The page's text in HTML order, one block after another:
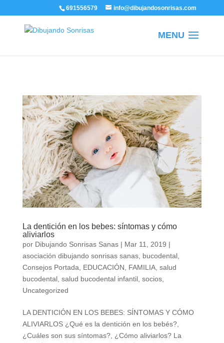
691556579 info@dibujandosonrisas.com
La dentición en los bebes: síntomas y cómo
aliviarlos
por Dibujando Sonrisas Sanas| Mar 11, 2019 |
asociación dibujando sonrisas sanas, bucodental,
Consejos Portada
EDUCACIÓN FAMILIA, salud
bucodental, salud bucodental infantil, socios,
Uncategorized
LA DENTICIÓN EN LOS BEBES: SÍNTOMAS Y CÓMO
ALIVIARLOS ¿Qué es la dentición en los bebés?,
¿Cuáles son sus síntomas?, ¿Cómo aliviarlos? La